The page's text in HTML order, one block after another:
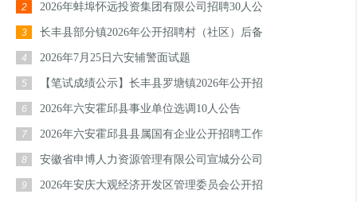
2 2026年蚌埠怀远投资集团有限公司招聘30人公
3 长丰县部分镇2026年公开招聘村（社区）后备
4 2026年7月25日六安辅警面试题
5 【笔试成绩公示】长丰县罗塘镇2026年公开招
6 2026年六安霍邱县事业单位选调10人公告
7 2026年六安霍邱县县属国有企业公开招聘工作
8 安徽省申博人力资源管理有限公司宣城分公司
9 2026年安庆大观经济开发区管理委员会公开招